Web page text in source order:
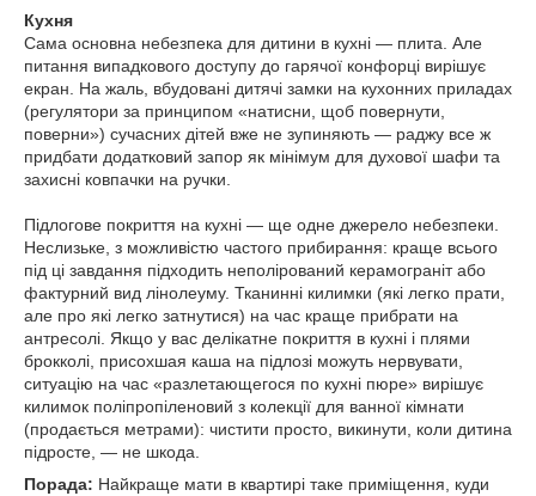
Кухня
Сама основна небезпека для дитини в кухні — плита. Але
питання випадкового доступу до гарячої конфорці вирішує
екран. На жаль, вбудовані дитячі замки на кухонних приладах
(регулятори за принципом «натисни, щоб повернути,
поверни») сучасних дітей вже не зупиняють — раджу все ж
придбати додатковий запор як мінімум для духової шафи та
захисні ковпачки на ручки.
Підлогове покриття на кухні — ще одне джерело небезпеки.
Неслизьке, з можливістю частого прибирання: краще всього
під ці завдання підходить неполірований керамограніт або
фактурний вид лінолеуму. Тканинні килимки (які легко прати,
але про які легко затнутися) на час краще прибрати на
антресолі. Якщо у вас делікатне покриття в кухні і плями
брокколі, присохшая каша на підлозі можуть нервувати,
ситуацію на час «разлетающегося по кухні пюре» вирішує
килимок поліпропіленовий з колекції для ванної кімнати
(продається метрами): чистити просто, викинути, коли дитина
підросте, — не шкода.
Порада: Найкраще мати в квартирі таке приміщення, куди